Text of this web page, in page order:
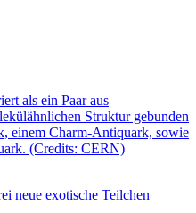
neue exotische Teilchen